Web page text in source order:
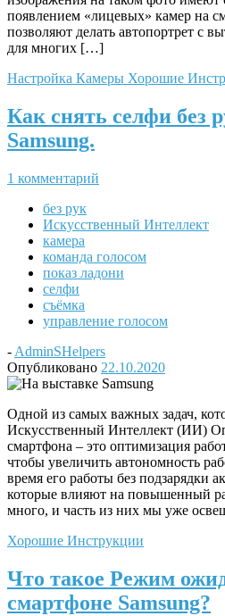
появлением «лицевых» камер на
позволяют делать автопортрет с
для многих […]
Настройка Камеры Хорошие
Как снять селфи без
Samsung.
1 комментарий
без рук
Искусственный Интеллект
камера
команда голосом
показ ладони
селфи
съёмка
управление голосом
- AdminSHelpers
Опубликовано 22.10.2020
Одной из самых важных задач,
Искусственный Интеллект (ИИ)
смартфона – это оптимизация
чтобы увеличить автономность
время его работы без подзарядки
которые влияют на повышенный
много, и часть из них мы уже
Хорошие Инструкции
Что такое Режим
смартфоне Samsung?